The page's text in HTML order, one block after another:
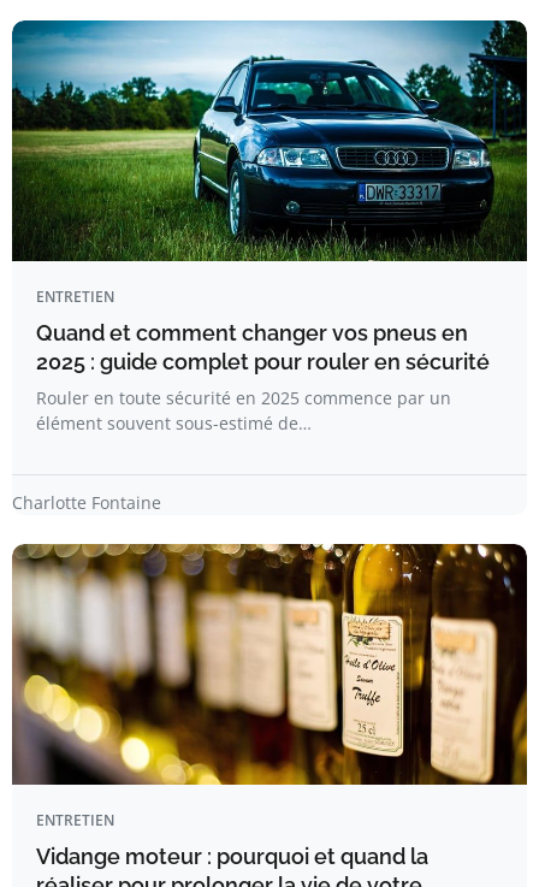
ENTRETIEN
Quand et comment changer vos pneus en
2025 : guide complet pour rouler en sécurité
Rouler en toute sécurité en 2025 commence par un
élément souvent sous-estimé de…
Charlotte Fontaine
ENTRETIEN
Vidange moteur : pourquoi et quand la